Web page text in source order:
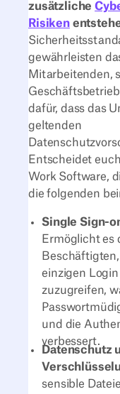
zusätzliche
Risiken
gewährleisten
Mitarbeitenden,
dafür, dass das
geltenden
Entscheidet
Work Software,
die folgenden
Single Sign-
Ermöglicht es
einzigen Login
zuzugreifen,
und die
verbessert.
Datenschutz
sensible